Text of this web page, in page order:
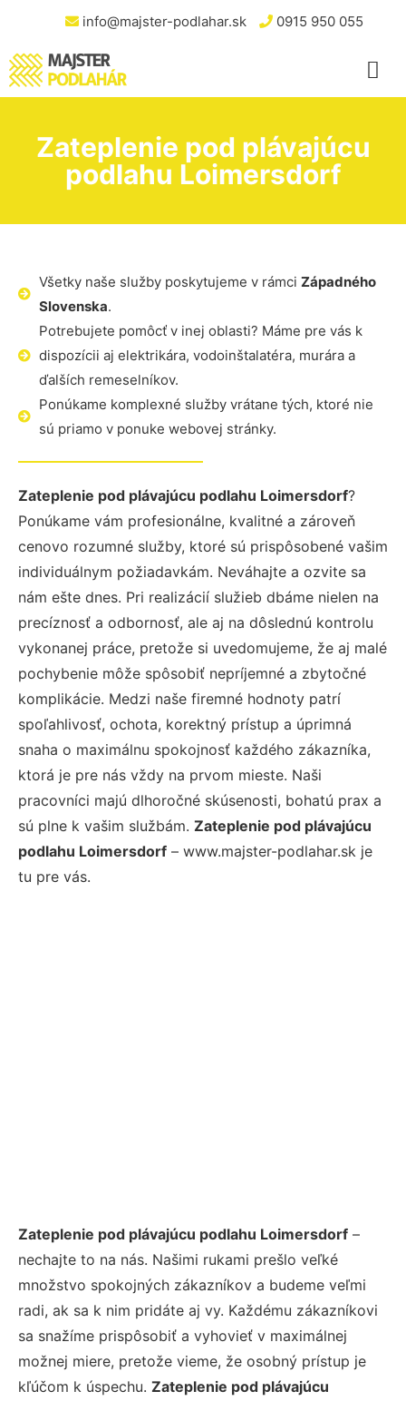
info@majster-podlahar.sk 0915 950 055
Zateplenie pod plávajúcu
podlahu Loimersdorf
Všetky naše služby poskytujeme v rámci Západného
Slovenska.
Potrebujete pomôcť v inej oblasti? Máme pre vás k
dispozícii aj elektrikára, vodoinštalatéra, murára a
ďalších remeselníkov.
Ponúkame komplexné služby vrátane tých, ktoré nie
sú priamo v ponuke webovej stránky.
Zateplenie pod plávajúcu podlahu Loimersdorf?
Ponúkame vám profesionálne, kvalitné a zároveň
cenovo rozumné služby, ktoré sú prispôsobené vašim
individuálnym požiadavkám. Neváhajte a ozvite sa
nám ešte dnes. Pri realizácií služieb dbáme nielen na
precíznosť a odbornosť, ale aj na dôslednú kontrolu
vykonanej práce, pretože si uvedomujeme, že aj malé
pochybenie môže spôsobiť nepríjemné a zbytočné
komplikácie. Medzi naše firemné hodnoty patrí
spoľahlivosť, ochota, korektný prístup a úprimná
snaha o maximálnu spokojnosť každého zákazníka,
ktorá je pre nás vždy na prvom mieste. Naši
pracovníci majú dlhoročné skúsenosti, bohatú prax a
sú plne k vašim službám. Zateplenie pod plávajúcu
podlahu Loimersdorf – www.majster-podlahar.sk je
tu pre vás.
Zateplenie pod plávajúcu podlahu Loimersdorf –
nechajte to na nás. Našimi rukami prešlo veľké
množstvo spokojných zákazníkov a budeme veľmi
radi, ak sa k nim pridáte aj vy. Každému zákazníkovi
sa snažíme prispôsobiť a vyhovieť v maximálnej
možnej miere, pretože vieme, že osobný prístup je
kľúčom k úspechu. Zateplenie pod plávajúcu